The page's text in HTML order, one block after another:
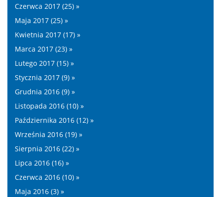
Czerwca 2017 (25) »
Maja 2017 (25) »
Kwietnia 2017 (17) »
Marca 2017 (23) »
Lutego 2017 (15) »
Stycznia 2017 (9) »
Grudnia 2016 (9) »
Listopada 2016 (10) »
Października 2016 (12) »
Września 2016 (19) »
Sierpnia 2016 (22) »
Lipca 2016 (16) »
Czerwca 2016 (10) »
Maja 2016 (3) »